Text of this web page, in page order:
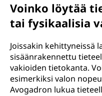
Voinko löytää
tai fysikaalisia
Joissakin kehittyneissä
sisäänrakennettu
vakioiden tietokanta.
esimerkiksi valon
Avogadron lukua